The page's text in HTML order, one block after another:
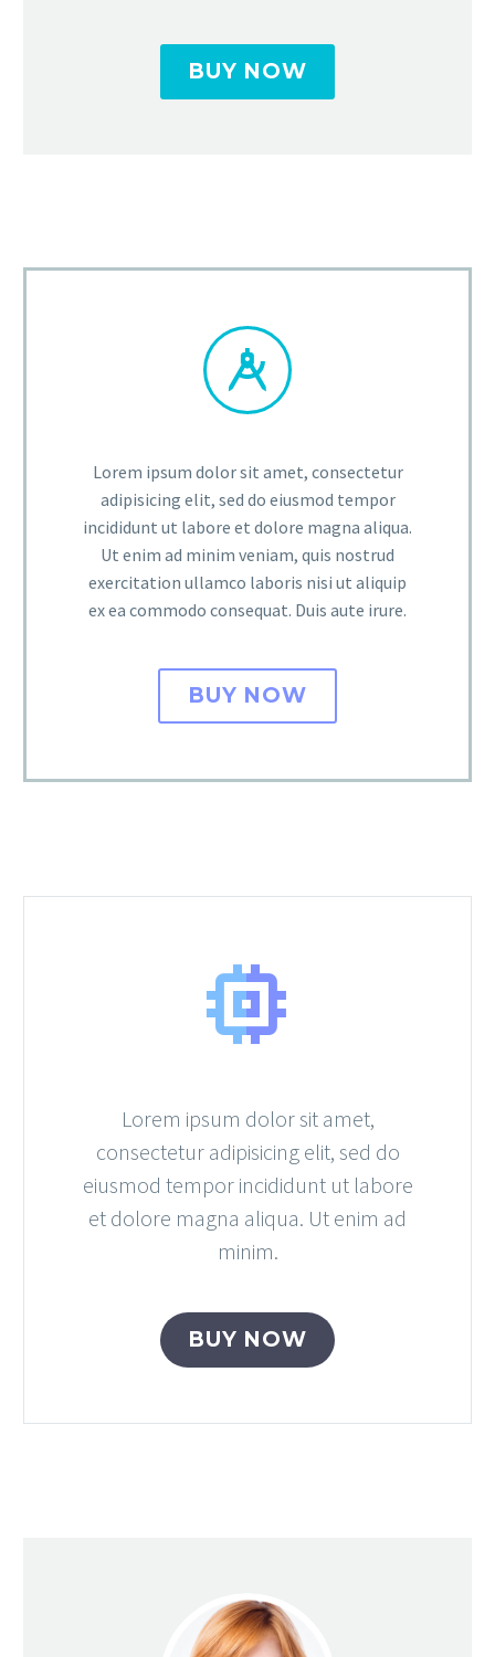
BUY NOW


Lorem ipsum dolor sit amet, consectetur
adipisicing elit, sed do eiusmod tempor
incididunt ut labore et dolore magna aliqua.
Ut enim ad minim veniam, quis nostrud
exercitation ullamco laboris nisi ut aliquip
ex ea commodo consequat. Duis aute irure.
BUY NOW


Lorem ipsum dolor sit amet,
consectetur adipisicing elit, sed do
eiusmod tempor incididunt ut labore
et dolore magna aliqua. Ut enim ad
minim.
BUY NOW